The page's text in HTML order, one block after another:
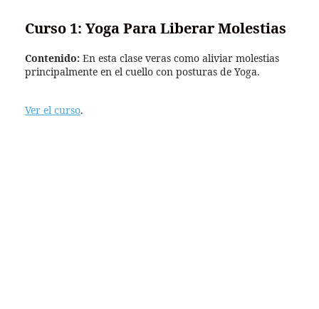
Curso 1: Yoga Para Liberar Molestias
Contenido: En esta clase veras como aliviar molestias
principalmente en el cuello con posturas de Yoga.
Ver el curso.